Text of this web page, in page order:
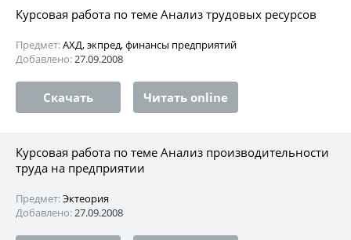
Курсовая работа по теме Анализ трудовых ресурсов
Предмет:АХД, экпред, финансы предприятий
Добавлено:27.09.2008
Скачать Читать online
Курсовая работа по теме Анализ производительности
труда на предприятии
Предмет:Эктеория
Добавлено:27.09.2008